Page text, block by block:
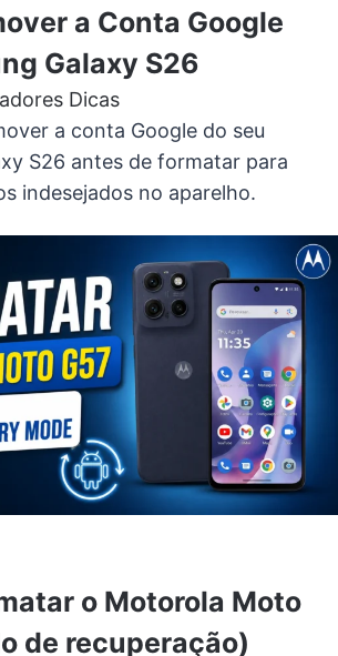
a Conta Google
Galaxy S26
Dicas
a conta Google do seu
S26 antes de formatar para
indesejados no aparelho.
o Motorola Moto
de recuperação)